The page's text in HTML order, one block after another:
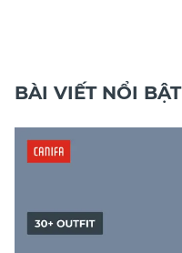
BÀI VIẾT NỔI BẬT